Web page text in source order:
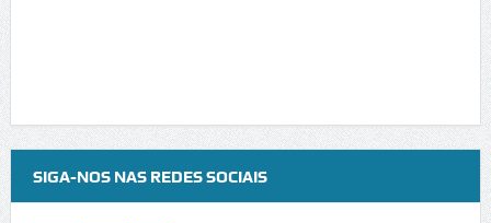
SIGA-NOS NAS REDES SOCIAIS